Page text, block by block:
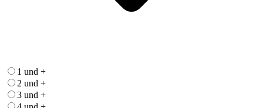
1 und +
2 und +
3 und +